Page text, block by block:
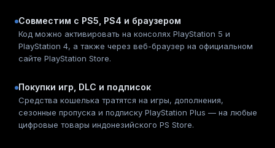
Совместим с PS5, PS4 и браузером
Код можно активировать на консолях PlayStation 5 и
PlayStation 4, а также через веб-браузер на официальном
сайте PlayStation Store.
Покупки игр, DLC и подписок
Средства кошелька тратятся на игры, дополнения,
сезонные пропуска и подписку PlayStation Plus — на любые
цифровые товары индонезийского PS Store.